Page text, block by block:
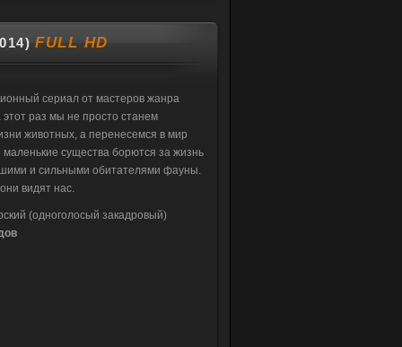
FULL HD
сериал от мастеров жанра
раз мы не просто станем
животных, а перенесемся в мир
существа борются за жизнь
и сильными обитателями фауны.
видят нас.
(одноголосый закадровый)